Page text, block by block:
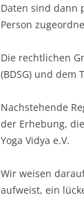
Daten sind dann
Person
Die rechtlichen
(BDSG) und dem
Nachstehende
der Erhebung,
Yoga Vidya e.V.
Wir weisen
aufweist, ein